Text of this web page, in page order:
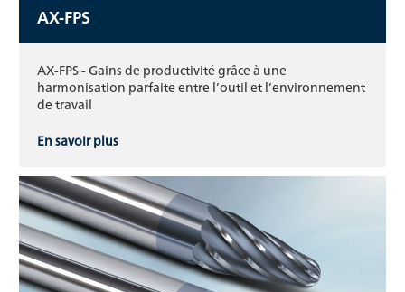
AX-FPS
AX-FPS - Gains de productivité grâce à une
harmonisation parfaite entre l’outil et l’environnement
de travail
En savoir plus